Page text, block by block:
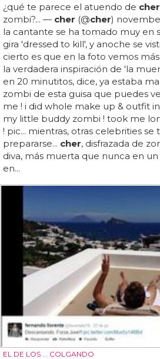
¿qué te parece el atuendo de cher
zombi?... — cher (@cher)
la cantante se ha tomado muy en
gira 'dressed to kill', y anoche se
cierto es que en la foto vemos
la verdadera inspiración de 'la
en 20 minutitos, dice, ya estaba
zombi de esta guisa que puedes
me ! i did whole make up & outfit
my little buddy zombi ! took me
! pic... mientras, otras celebrities se
prepararse... cher, disfrazada de
diva, más muerta que nunca en
en...
EL DE LOS ... COLGANDO